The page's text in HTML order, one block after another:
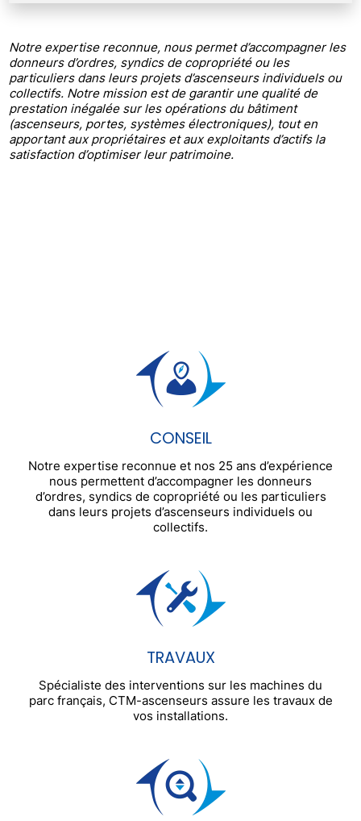
Notre expertise reconnue, nous permet d’accompagner les
donneurs d’ordres, syndics de copropriété ou les
particuliers dans leurs projets d’ascenseurs individuels ou
collectifs. Notre mission est de garantir une qualité de
prestation inégalée sur les opérations du bâtiment
(ascenseurs, portes, systèmes électroniques), tout en
apportant aux propriétaires et aux exploitants d’actifs la
satisfaction d’optimiser leur patrimoine.
CONSEIL
Notre expertise reconnue et nos 25 ans d’expérience
nous permettent d’accompagner les donneurs
d’ordres, syndics de copropriété ou les particuliers
dans leurs projets d’ascenseurs individuels ou
collectifs.
TRAVAUX
Spécialiste des interventions sur les machines du
parc français, CTM-ascenseurs assure les travaux de
vos installations.